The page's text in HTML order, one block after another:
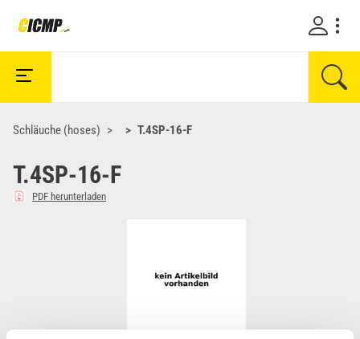
Schläuche (hoses) T.4SP-16-F
T.4SP-16-F
PDF herunterladen